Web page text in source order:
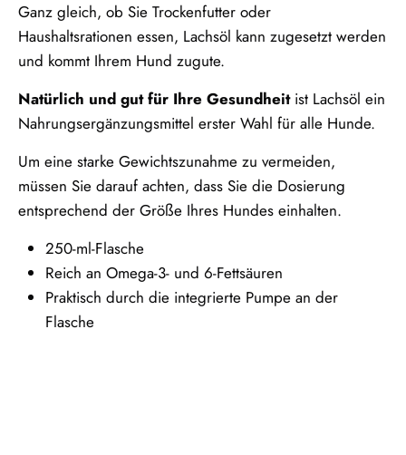
Ganz gleich, ob Sie Trockenfutter oder
Haushaltsrationen essen, Lachsöl kann zugesetzt werden
und kommt Ihrem Hund zugute.
Natürlich und gut für Ihre Gesundheitist Lachsöl ein
Nahrungsergänzungsmittel erster Wahl für alle Hunde.
Um eine starke Gewichtszunahme zu vermeiden,
müssen Sie darauf achten, dass Sie die Dosierung
entsprechend der Größe Ihres Hundes einhalten.
250-ml-Flasche
Reich an Omega-3- und 6-Fettsäuren
Praktisch durch die integrierte Pumpe an der
Flasche